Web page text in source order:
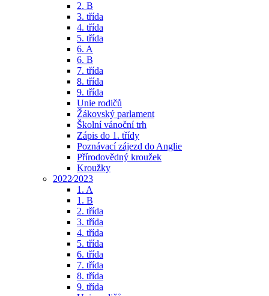
2. B
3. třída
4. třída
5. třída
6. A
6. B
7. třída
8. třída
9. třída
Unie rodičů
Žákovský parlament
Školní vánoční trh
Zápis do 1. třídy
Poznávací zájezd do Anglie
Přírodovědný kroužek
Kroužky
2022⁄2023
1. A
1. B
2. třída
3. třída
4. třída
5. třída
6. třída
7. třída
8. třída
9. třída